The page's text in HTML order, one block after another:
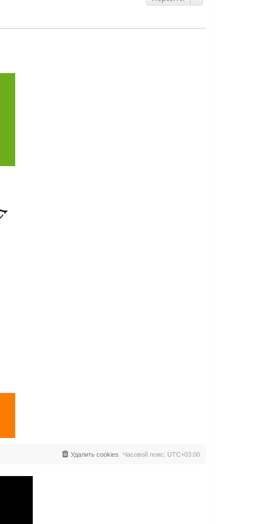
Часовой пояс: UTC+03:00
Удалить cookies